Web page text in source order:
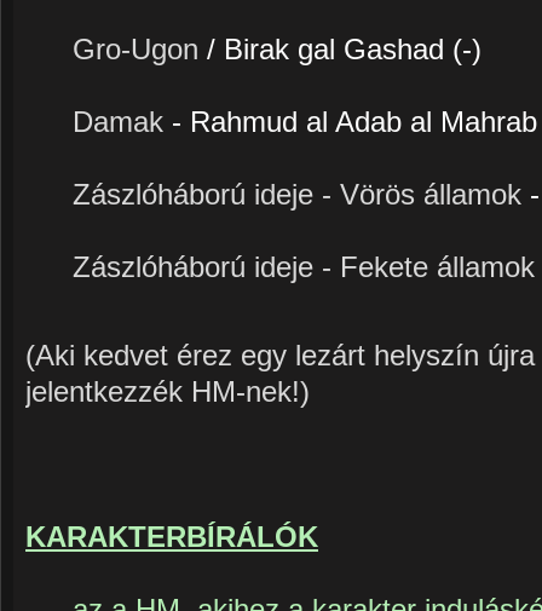
Gro-Ugon / Birak gal Gashad (-)
Damak - Rahmud al Adab al
Zászlóháború ideje - Vörös államok
Zászlóháború ideje - Fekete államok
(Aki kedvet érez egy lezárt helyszín
jelentkezzék HM-nek!)
KARAKTERBÍRÁLÓK